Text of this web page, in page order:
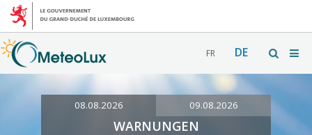
FR DE
08.08.2026 09.08.2026
WARNUNGEN